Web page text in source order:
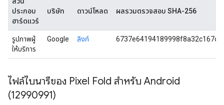
ประกอบ
ฮาร์ดแวร์
บริษัท ดาวน์โหลด ผลรวมตรวจสอบ SHA-256
รูปภาพผู้
ให้บริการ
Google ลิงก์
ไฟล์ไบนารีของ Pixel Fold สำหรับ Android
(12990991)